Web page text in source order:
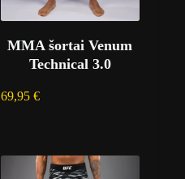
MMA šortai Venum
Technical 3.0
69,95 €